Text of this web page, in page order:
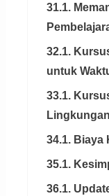
31.1.
32.1.
untuk
33.1.
34.1. Biaya
35.1.
36.1.